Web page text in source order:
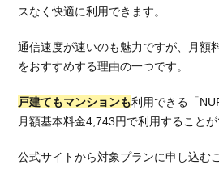
スなく快適に利用できます。
通信速度が速いのも魅力ですが、月額
をおすすめする理由の一つです。
戸建てもマンションも利用できる「
月額基本料金4,743円で利用することが
公式サイトから対象プランに申し込む